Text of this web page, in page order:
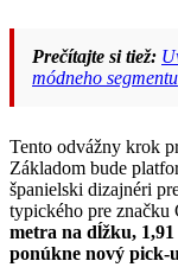
Prečítajte si tiež:
módneho segmentu
Tento odvážny krok
Základom bude
španielski dizajnéri
typického pre značku
metra na dĺžku,
ponúkne nový pick-